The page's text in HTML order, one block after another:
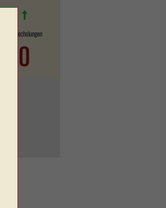
Einwechslungen
0